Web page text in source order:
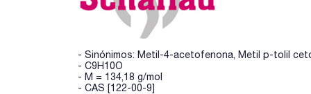
- Sinónimos: Metil-4-acetofenona, Metil p-tolil
- C9H10O
- M = 134,18 g/mol
- CAS [122-00-9]